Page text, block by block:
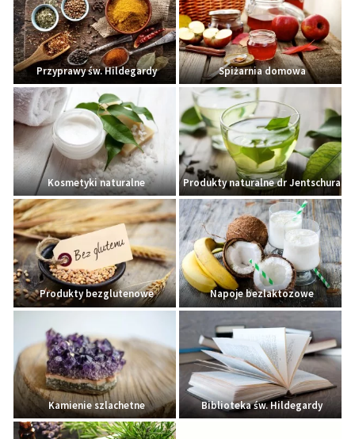
Przyprawy św. Hildegardy Spiżarnia domowa
Kosmetyki naturalne Produkty naturalne dr Jentschura
Produkty bezglutenowe Napoje bezlaktozowe
Kamienie szlachetne Biblioteka św. Hildegardy